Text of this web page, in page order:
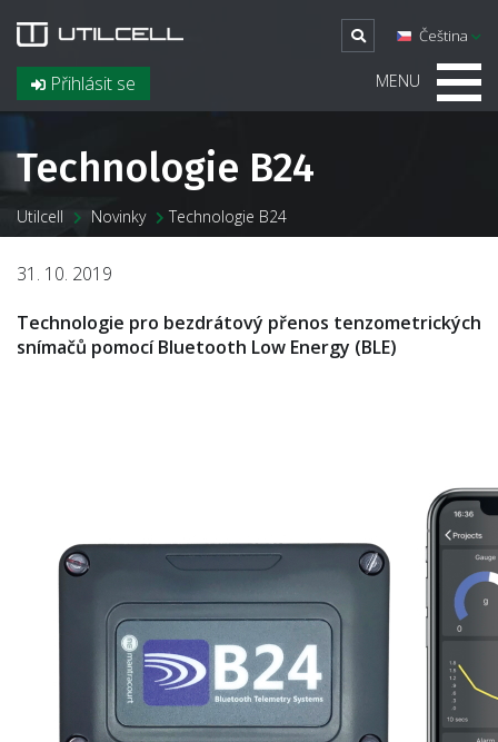
Přihlásit se
Čeština
MENU
Technologie B24
Utilcell Novinky Technologie B24
31. 10. 2019
Technologie pro bezdrátový přenos tenzometrických
snímačů pomocí Bluetooth Low Energy (BLE)